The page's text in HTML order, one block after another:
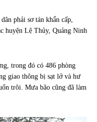
phải sơ tán khẩn cấp,
huyện Lệ Thủy, Quảng Ninh
trong đó có 486 phòng
giao thông bị sạt lở và hư
trôi. Mưa bão cũng đã làm